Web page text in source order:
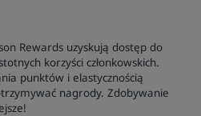
Rewards uzyskują dostęp do
korzyści członkowskich.
punktów i elastycznością
nagrody. Zdobywanie